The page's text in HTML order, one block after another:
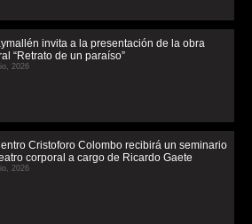
invita a la presentación de la obra
“Retrato de un paraíso”
2026
Cristoforo Colombo recibirá un seminario
corporal a cargo de Ricardo Gaete
2026